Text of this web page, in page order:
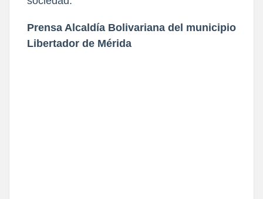
Prensa Alcaldía Bolivariana del municipio
Libertador de Mérida